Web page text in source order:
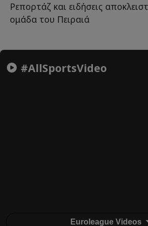
Ρεπορτάζ και ειδήσεις
ομάδα του Πειραιά
#AllSportsVideo
Euroleague Videos